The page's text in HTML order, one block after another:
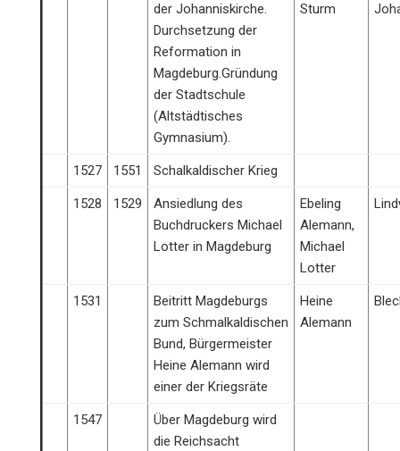
der Johanniskirche.
Durchsetzung der
Reformation in
Magdeburg.Gründung
der Stadtschule
(Altstädtisches
Gymnasium).
Sturm
1527 1551 Schalkaldischer Krieg
1528 1529
Ansiedlung des
Buchdruckers Michael
Lotter in Magdeburg
Ebeling
Alemann,
Michael
Lotter
1531
Beitritt Magdeburgs
zum Schmalkaldischen
Bund, Bürgermeister
Heine Alemann wird
einer der Kriegsräte
Heine
Alemann
1547
Über Magdeburg wird
die Reichsacht